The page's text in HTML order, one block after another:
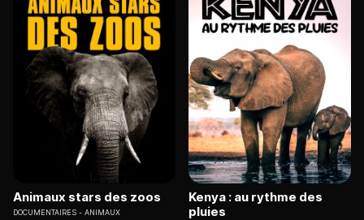
Animaux stars des zoos
DOCUMENTAIRES ANIMAUX
Kenya : au rythme des
pluies